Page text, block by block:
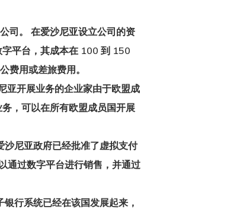
司。 在爱沙尼亚设立公司的资
平台，其成本在 100 到 150
费用或差旅费用。
亚开展业务的企业家由于欧盟成
，可以在所有欧盟成员国开展
尼亚政府已经批准了虚拟支付
通过数字平台进行销售，并通过
行系统已经在该国发展起来，